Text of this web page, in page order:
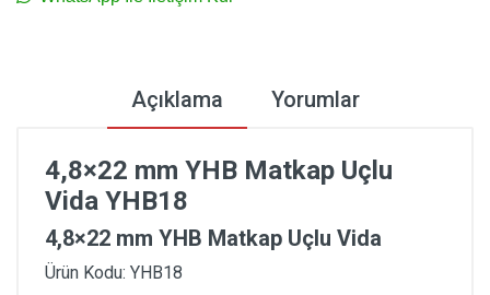
Açıklama Yorumlar
4,8×22 mm YHB Matkap Uçlu
Vida YHB18
4,8×22 mm YHB Matkap Uçlu Vida
Ürün Kodu: YHB18